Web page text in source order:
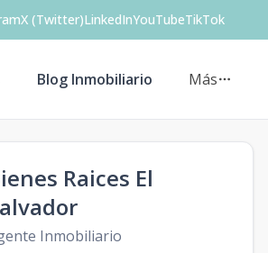
X (Twitter)LinkedInYouTubeTikTok
Blog Inmobiliario Más
Raices El
Inmobiliario